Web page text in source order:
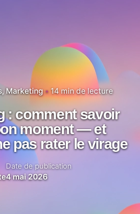
Marketing 14 min de lecture
: comment savoir
moment — et
pas rater le virage
Date de publication
4 mai 2026